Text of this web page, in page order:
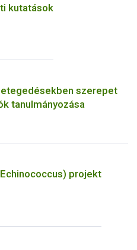
kutatások
szerepet
tanulmányozása
projekt